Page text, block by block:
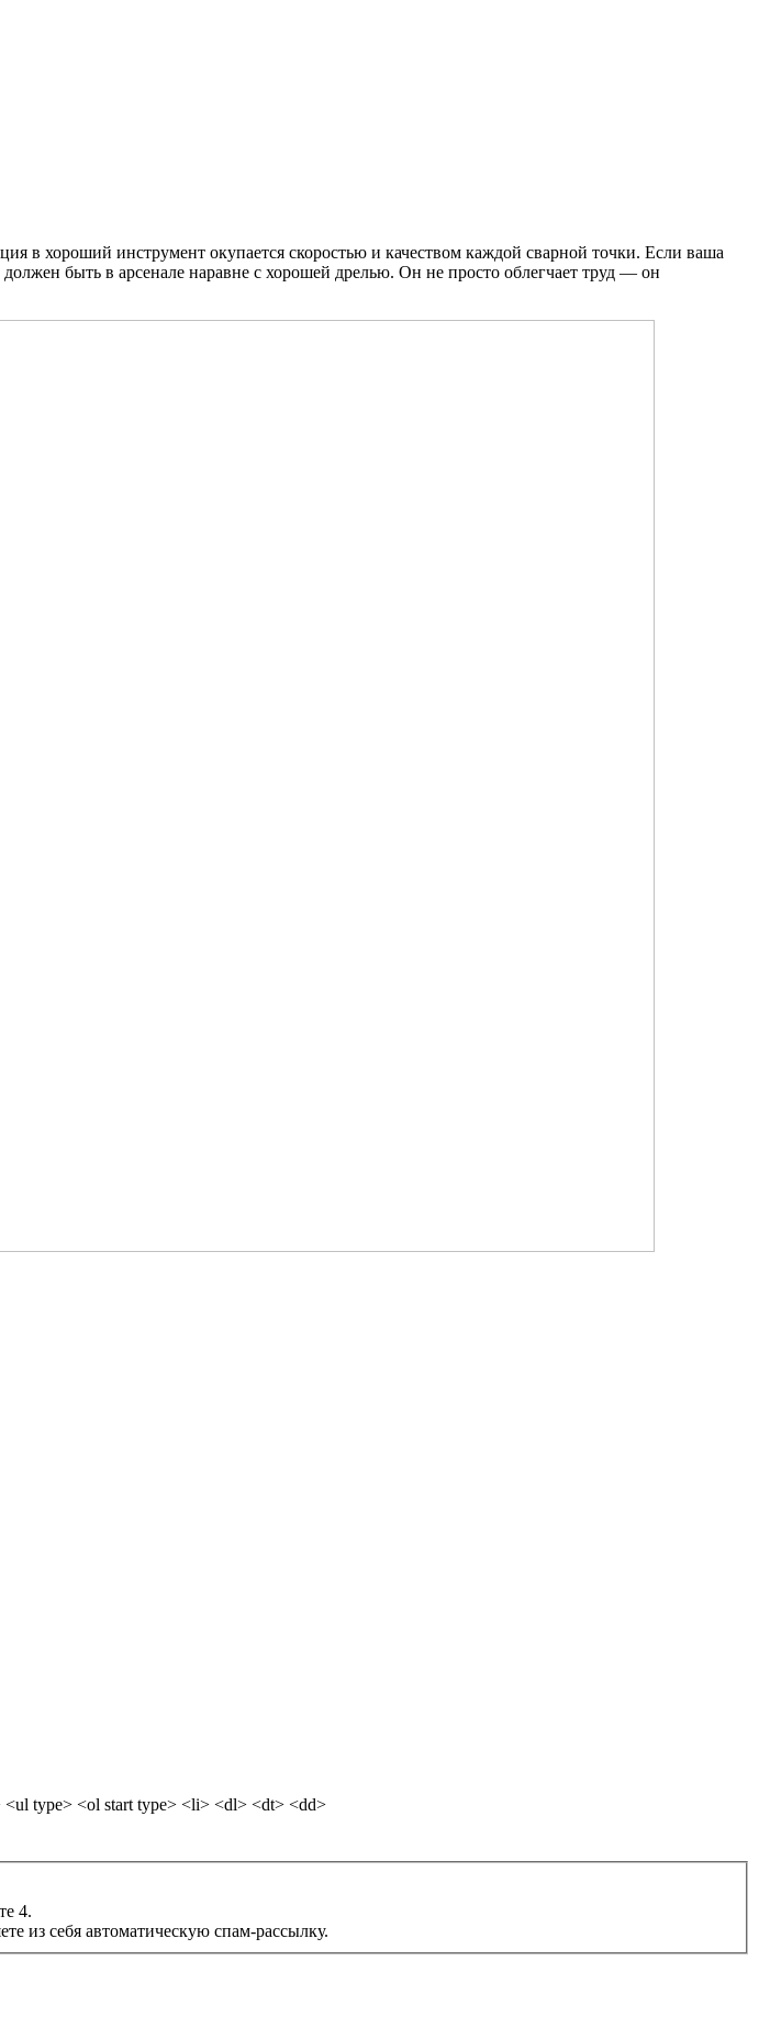
в хороший инструмент окупается скоростью и качеством каждой сварной точки. Если ваша
быть в арсенале наравне с хорошей дрелью. Он не просто облегчает труд — он
type> <ol start type> <li> <dl> <dt> <dd>
4.
из себя автоматическую спам-рассылку.